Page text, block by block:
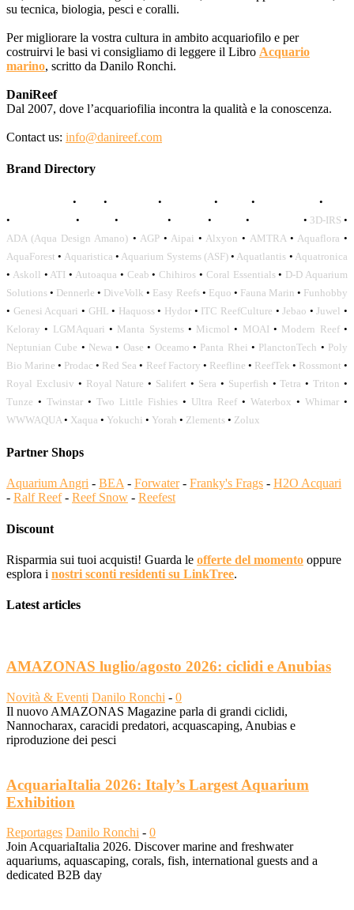
su tecnica, biologia, pesci e coralli.
Per migliorare la vostra cultura in ambito acquariofilo e per
costruirvi le basi vi consigliamo di leggere il Libro Acquario
marino, scritto da Danilo Ronchi.
DaniReef
Dal 2007, dove l’acquariofilia incontra la qualità e la conoscenza.
Contact us: info@danireef.com
Brand Directory
• • • • • •
•
• • • • • • 3D-IRS •
ADA (Aqua Design Amano) • AGP• Aipai • Alxyon • AMTRA• Aquaflora •
AquaForest • Aquaristica • Aquarium Systems (ASF)• Aquatlantis • Aquatronica
• Askoll • ATI • Autoaqua • Ceab • Chihiros • Coral Essentials• D-D Aquarium
Solutions • Dennerle • DiveVolk • Easy Reefs• Equo • Fauna Marin • Funhobby
• Genesi Acquari • GHL • Haquoss• Hydor • ITC ReefCulture •Jebao •Juwel •
Keloray • LGMAquari • Manta Systems• Micmol • MOAI • Modern Reef•
Neptunian Cube • Newa • Oase • Oceamo • Panta Rhei • PlanctonTech • Poly
Bio Marine • Prodac • Red Sea • Reef Factory • Reefline • ReefTek • Rossmont •
Royal Exclusiv • Royal Nature • Salifert • Sera • Superfish •Tetra •Triton •
Tunze • Twinstar • Two Little Fishies • Ultra Reef • Waterbox • Whimar •
WWWAQUA • Xaqua • Yokuchi • Yorah • Zlements • Zolux
Partner Shops
Aquarium Angri - BEA - Forwater- Franky's Frags - H2O Acquari
- Ralf Reef- Reef Snow - Reefest
Discount
Risparmia sui tuoi acquisti! Guarda le offerte del momento oppure
esplora i nostri sconti residenti su LinkTree.
Latest articles
AMAZONAS luglio/agosto 2026: ciclidi e Anubias
Novità & Eventi Danilo Ronchi - 0
Il nuovo AMAZONAS Magazine parla di grandi ciclidi,
Nannocharax, caracidi predatori, acquascaping, Anubias e
riproduzione dei pesci
AcquariaItalia 2026: Italy’s Largest Aquarium
Exhibition
Reportages Danilo Ronchi - 0
Join AcquariaItalia 2026. Discover marine and freshwater
aquariums, aquascaping, corals, fish, international guests and a
dedicated B2B day